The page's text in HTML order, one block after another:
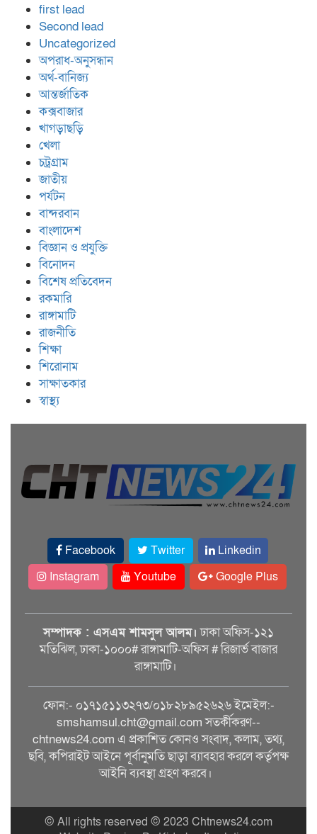
first lead
Second lead
Uncategorized
অপরাধ-অনুসন্ধান
অর্থ-বানিজ্য
আন্তর্জাতিক
কক্সবাজার
খাগড়াছড়ি
খেলা
চট্রগ্রাম
জাতীয়
পর্যটন
বান্দরবান
বাংলাদেশ
বিজ্ঞান ও প্রযুক্তি
বিনোদন
বিশেষ প্রতিবেদন
রকমারি
রাঙ্গামাটি
রাজনীতি
শিক্ষা
শিরোনাম
সাক্ষাতকার
স্বাস্থ্য
Facebook Twitter
Linkedin
Instagram
Youtube Google Plus
সম্পাদক : এসএম শামসুল আলম। ঢাকা অফিস-১২১
মতিঝিল, ঢাকা-১০০০# রাঙ্গামাটি-অফিস # রিজার্ভ বাজার
রাঙ্গামাটি।
ফোন:- ০১৭১৫১১৩২৭৩/০১৮২৮৯৫২৬২৬ ইমেইল:-
smshamsul.cht@gmail.com সতর্কীকরণ--
chtnews24.com এ প্রকাশিত কোনও সংবাদ, কলাম, তথ্য,
ছবি, কপিরাইট আইনে পূর্বানুমতি ছাড়া ব্যাবহার করলে কর্তৃপক্ষ
আইনি ব্যবস্থা গ্রহণ করবে।
© All rights reserved © 2023 Chtnews24.com